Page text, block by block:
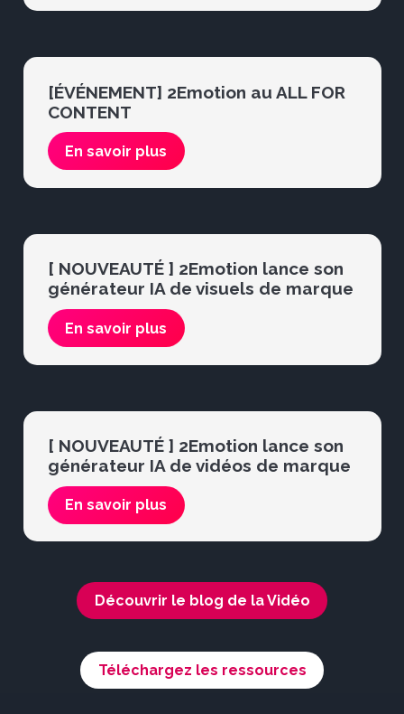
[ÉVÉNEMENT] 2Emotion au ALL FOR
CONTENT
En savoir plus
[ NOUVEAUTÉ ] 2Emotion lance son
générateur IA de visuels de marque
En savoir plus
[ NOUVEAUTÉ ] 2Emotion lance son
générateur IA de vidéos de marque
En savoir plus
Découvrir le blog de la Vidéo
Téléchargez les ressources